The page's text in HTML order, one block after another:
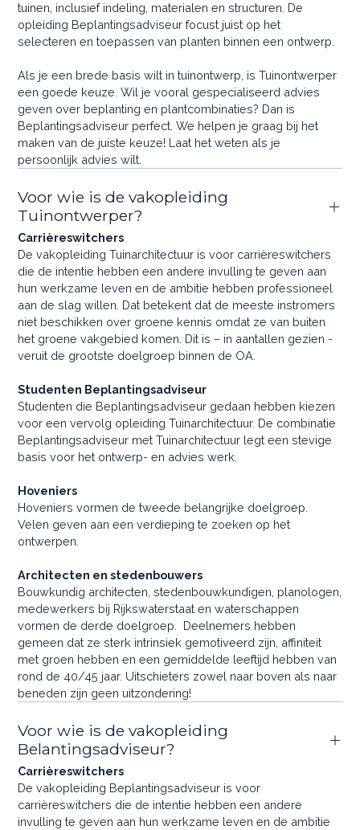
tuinen, inclusief indeling, materialen en structuren. De
opleiding Beplantingsadviseur focust juist op het
selecteren en toepassen van planten binnen een ontwerp.
Als je een brede basis wilt in tuinontwerp, is Tuinontwerper
een goede keuze. Wil je vooral gespecialiseerd advies
geven over beplanting en plantcombinaties? Dan is
Beplantingsadviseur perfect. We helpen je graag bij het
maken van de juiste keuze! Laat het weten als je
persoonlijk advies wilt.
Voor wie is de vakopleiding
Tuinontwerper?
Carrièreswitchers
De vakopleiding Tuinarchitectuur is voor carrièreswitchers
die de intentie hebben een andere invulling te geven aan
hun werkzame leven en de ambitie hebben professioneel
aan de slag willen. Dat betekent dat de meeste instromers
niet beschikken over groene kennis omdat ze van buiten
het groene vakgebied komen. Dit is – in aantallen gezien -
veruit de grootste doelgroep binnen de OA.
Studenten Beplantingsadviseur
Studenten die Beplantingsadviseur gedaan hebben kiezen
voor een vervolg opleiding Tuinarchitectuur. De combinatie
Beplantingsadviseur met Tuinarchitectuur legt een stevige
basis voor het ontwerp- en advies werk.
Hoveniers
Hoveniers vormen de tweede belangrijke doelgroep.
Velen geven aan een verdieping te zoeken op het
ontwerpen.
Architecten en stedenbouwers
Bouwkundig architecten, stedenbouwkundigen, planologen,
medewerkers bij Rijkswaterstaat en waterschappen
vormen de derde doelgroep. Deelnemers hebben
gemeen dat ze sterk intrinsiek gemotiveerd zijn, affiniteit
met groen hebben en een gemiddelde leeftijd hebben van
rond de 40/45 jaar. Uitschieters zowel naar boven als naar
beneden zijn geen uitzondering!
Voor wie is de vakopleiding
Belantingsadviseur?
Carrièreswitchers
De vakopleiding Beplantingsadviseur is voor
carrièreswitchers die de intentie hebben een andere
invulling te geven aan hun werkzame leven en de ambitie